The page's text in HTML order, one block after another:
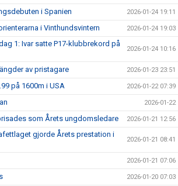
i Spanien 2026-01-24 19:11
i Vinthundsvintern 2026-01-24 19:03
1: Ivar satte P17-klubbrekord på
2026-01-24 10:16
av pristagare 2026-01-23 23:51
på 1600m i USA 2026-01-22 07:39
2026-01-22
som Årets ungdomsledare 2026-01-21 12:56
gjorde Årets prestation i
2026-01-21 08:41
2026-01-21 07:06
2026-01-20 07:03